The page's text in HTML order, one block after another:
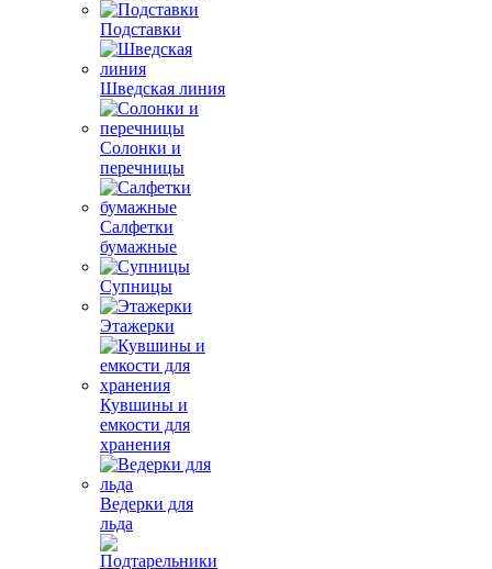
Подставки
Шведская линия
Солонки и
перечницы
Салфетки
бумажные
Супницы
Этажерки
Кувшины и
емкости для
хранения
Ведерки для
льда